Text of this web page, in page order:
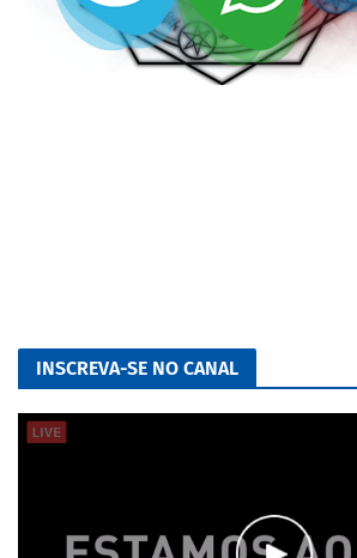
INSCREVA-SE NO CANAL